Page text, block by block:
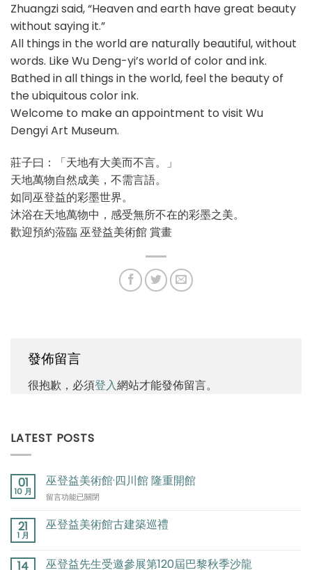
Zhuangzi said, “Heaven and earth have great beauty
without saying it.”
All things in the world are naturally beautiful, without
words. Like Wu Deng-yi’s world of color and ink.
Bathed in all things in the world, feel the beauty of
the ubiquitous color ink.
Welcome to make an appointment to visit Wu
Dengyi Art Museum.
莊⼦⽈：「天地有⼤美⽽不⾔。」
天地萬物⾃然成美，不需⾔語。
如同巫登益的彩墨世界。
沐浴在天地萬物中，感受無所不在的彩墨之美。
歡迎預約蒞臨 巫登益美術館 賞畫
發佈留言
很抱歉，必須登入網站才能發佈留言。
LATEST POSTS
01
10 月
巫登益美術館·四川館 隆重開館
在
登
益
館
留言功能已關閉
21
1 月
巫登益美術館古建築巡禮
14 巫登益先生受邀參展第120屆巴黎秋季沙龍